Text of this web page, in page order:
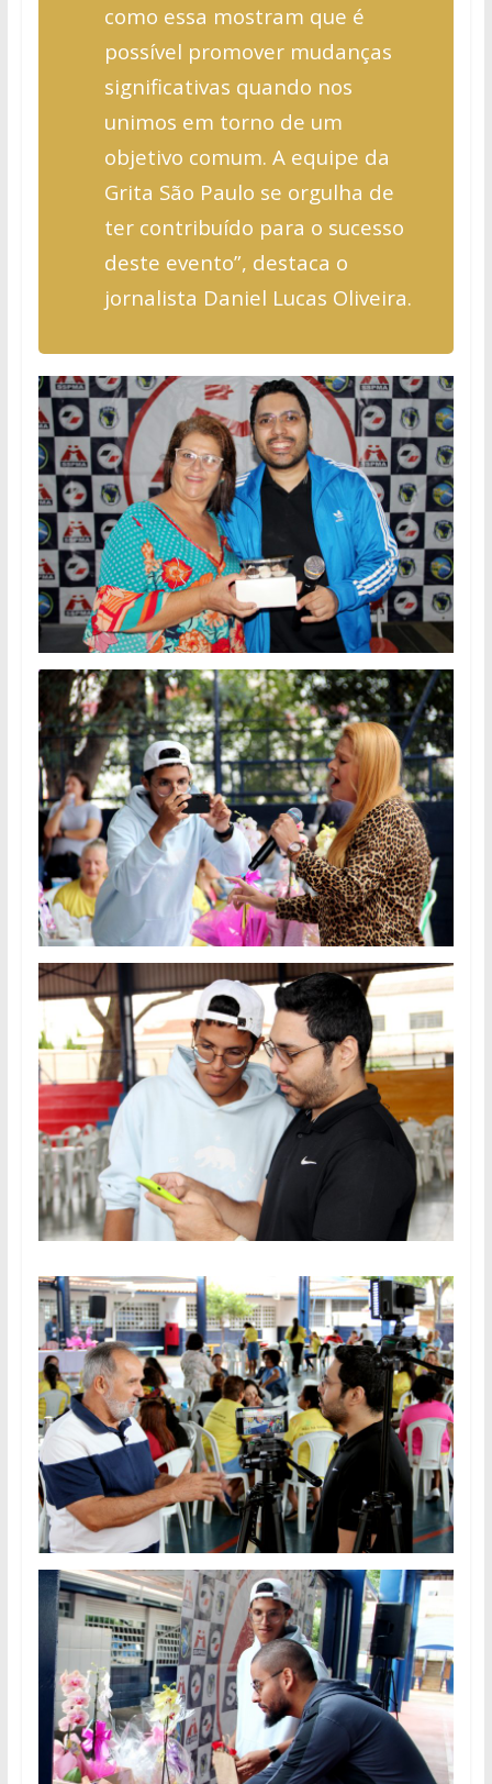
como essa mostram que é
possível promover mudanças
significativas quando nos
unimos em torno de um
objetivo comum. A equipe da
Grita São Paulo se orgulha de
ter contribuído para o sucesso
deste evento”, destaca o
jornalista Daniel Lucas Oliveira.